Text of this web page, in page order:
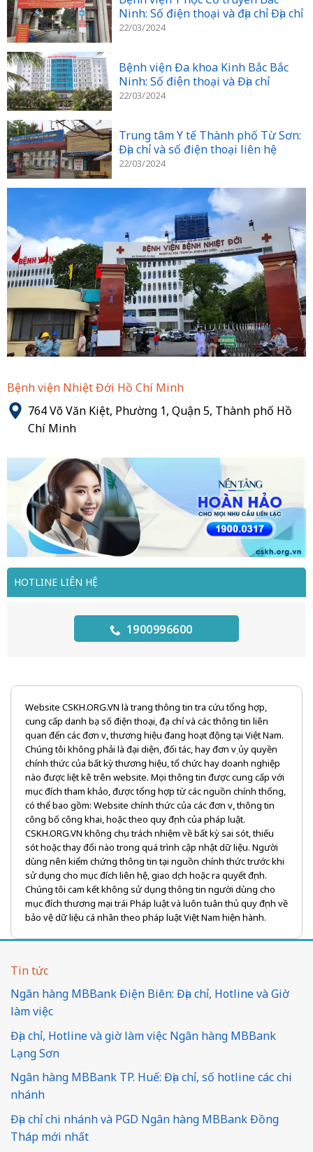
Bệnh viện Nhiệt Đới Hồ Chí Minh
764 Võ Văn Kiệt, Phường 1, Quận 5, Thành phố Hồ
Chí Minh
HOTLINE LIÊN HỆ
1900996600
Ninh: Số điện thoại và địa chỉ Địa chỉ
22/03/2024
Bệnh viện Đa khoa Kinh Bắc Bắc
Ninh: Số điện thoại và Địa chỉ
22/03/2024
Trung tâm Y tế Thành phố Từ Sơn:
Địa chỉ và số điện thoại liên hệ
22/03/2024
Website CSKH.ORG.VN là trang thông tin tra cứu tổng hợp,
cung cấp danh bạ số điện thoại, địa chỉ và các thông tin liên
quan đến các đơn vị, thương hiệu đang hoạt động tại Việt Nam.
Chúng tôi không phải là đại diện, đối tác, hay đơn vị ủy quyền
chính thức của bất kỳ thương hiệu, tổ chức hay doanh nghiệp
nào được liệt kê trên website. Mọi thông tin được cung cấp với
mục đích tham khảo, được tổng hợp từ các nguồn chính thống,
có thể bao gồm: Website chính thức của các đơn vị, thông tin
công bố công khai, hoặc theo quy định của pháp luật.
CSKH.ORG.VN không chịu trách nhiệm về bất kỳ sai sót, thiếu
sót hoặc thay đổi nào trong quá trình cập nhật dữ liệu. Người
dùng nên kiểm chứng thông tin tại nguồn chính thức trước khi
sử dụng cho mục đích liên hệ, giao dịch hoặc ra quyết định.
Chúng tôi cam kết không sử dụng thông tin người dùng cho
mục đích thương mại trái Pháp luật và luôn tuân thủ quy định về
bảo vệ dữ liệu cá nhân theo pháp luật Việt Nam hiện hành.
Tin tức
Ngân hàng MBBank Điện Biên: Địa chỉ, Hotline và Giờ
làm việc
Địa chỉ, Hotline và giờ làm việc Ngân hàng MBBank
Lạng Sơn
Ngân hàng MBBank TP. Huế: Địa chỉ, số hotline các chi
nhánh
Địa chỉ chi nhánh và PGD Ngân hàng MBBank Đồng
Tháp mới nhất